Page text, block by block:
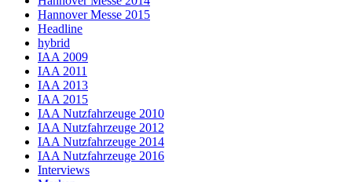
Hannover Messe 2015
Headline
hybrid
IAA 2009
IAA 2011
IAA 2013
IAA 2015
IAA Nutzfahrzeuge 2010
IAA Nutzfahrzeuge 2012
IAA Nutzfahrzeuge 2014
IAA Nutzfahrzeuge 2016
Interviews